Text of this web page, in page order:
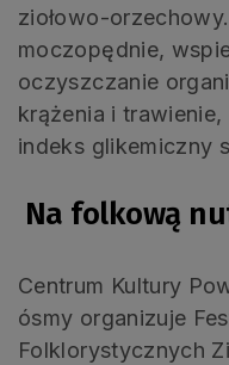
ziołowo-
moczopędnie,
oczyszczanie
krążenia i
indeks glikemiczny
Na folkową
Centrum Kultury
ósmy organizuje
Folklorystycznych